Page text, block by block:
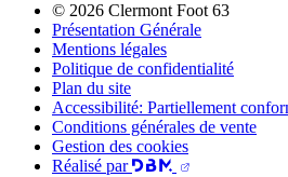
© 2026 Clermont Foot 63
Présentation Générale
Mentions légales
Politique de confidentialité
Plan du site
Accessibilité: Partiellement
Conditions générales de vente
Gestion des cookies
Réalisé par